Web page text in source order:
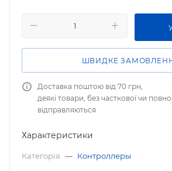
ШВИДКЕ
Доставка поштою від 70 грн,
деякі товари, без часткової чи
відправляються
Характеристики
Категорія — Контроллеры